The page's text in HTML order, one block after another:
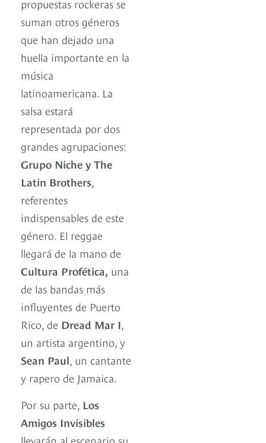
propuestas rockeras se
suman otros géneros
que han dejado una
huella importante en la
música
latinoamericana. La
salsa estará
representada por dos
grandes agrupaciones:
Grupo Niche y The
Latin Brothers
referentes
indispensables de este
género. El reggae
llegará de la mano de
Cultura Profética, una
de las bandas más
influyentes de Puerto
Rico, de Dread Mar I
un artista argentino, y
Sean Paul , un cantante
y rapero de Jamaica.
Por su parte, Los
Amigos Invisibles
llevarán al escenario su